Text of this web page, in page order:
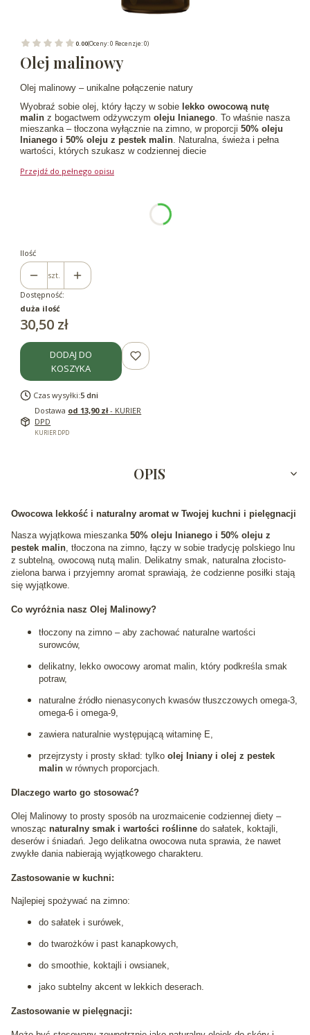
0.00(Oceny: 0 Recenzje: 0)
Olej malinowy
Olej malinowy – unikalne połączenie natury
Wyobraź sobie olej, który łączy w sobie lekko owocową nutę
malin z bogactwem odżywczym oleju lnianego . To właśnie nasza
mieszanka – tłoczona wyłącznie na zimno, w proporcji 50% oleju
lnianego i 50% oleju z pestek malin . Naturalna, świeża i pełna
wartości, których szukasz w codziennej diecie
Przejdź do pełnego opisu
Poszczególne warianty mogą różnić się ceną
Ilość
szt.
Dostępność:
duża ilość
Cena
30,50 zł
DODAJ DO
KOSZYKA
Czas wysyłki:5 dni
Dostawa od 13,90 zł- KURIER
DPD
KURIER DPD
OPIS
Owocowa lekkość i naturalny aromat w Twojej kuchni i pielęgnacji
Nasza wyjątkowa mieszanka 50% oleju lnianego i 50% oleju z
pestek malin , tłoczona na zimno, łączy w sobie tradycję polskiego lnu
z subtelną, owocową nutą malin. Delikatny smak, naturalna złocisto-
zielona barwa i przyjemny aromat sprawiają, że codzienne posiłki stają
się wyjątkowe.
Co wyróżnia nasz Olej Malinowy?
tłoczony na zimno – aby zachować naturalne wartości
surowców,
delikatny, lekko owocowy aromat malin, który podkreśla smak
potraw,
naturalne źródło nienasyconych kwasów tłuszczowych omega‑3,
omega‑6 i omega‑9,
zawiera naturalnie występującą witaminę E,
przejrzysty i prosty skład: tylko olej lniany i olej z pestek
malin w równych proporcjach.
Dlaczego warto go stosować?
Olej Malinowy to prosty sposób na urozmaicenie codziennej diety –
wnosząc naturalny smak i wartości roślinne do sałatek, koktajli,
deserów i śniadań. Jego delikatna owocowa nuta sprawia, że nawet
zwykłe dania nabierają wyjątkowego charakteru.
Zastosowanie w kuchni:
Najlepiej spożywać na zimno:
do sałatek i surówek,
do twarożków i past kanapkowych,
do smoothie, koktajli i owsianek,
jako subtelny akcent w lekkich deserach.
Zastosowanie w pielęgnacji: